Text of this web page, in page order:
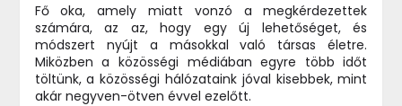
Fő oka, amely miatt vonzó a megkérdezettek
számára, az az, hogy egy új lehetőséget, és
módszert nyújt a másokkal való társas életre.
Miközben a közösségi médiában egyre több időt
töltünk, a közösségi hálózataink jóval kisebbek, mint
akár negyven-ötven évvel ezelőtt.